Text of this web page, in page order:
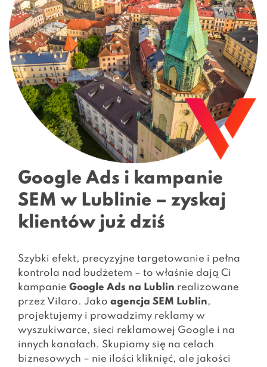
Google Ads i kampanie
SEM w Lublinie – zyskaj
klientów już dziś
Szybki efekt, precyzyjne targetowanie i pełna
kontrola nad budżetem – to właśnie dają Ci
kampanie Google Ads na Lublin realizowane
przez Vilaro. Jako agencja SEM Lublin,
projektujemy i prowadzimy reklamy w
wyszukiwarce, sieci reklamowej Google i na
innych kanałach. Skupiamy się na celach
biznesowych – nie ilości kliknięć, ale jakości